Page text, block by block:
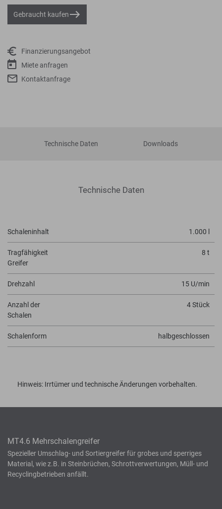
Gebraucht kaufen
Finanzierungsangebot
Miete anfragen
Kontaktanfrage
Technische Daten Downloads
Technische Daten
Schaleninhalt 1.000 l
Tragfähigkeit
Greifer
8 t
Drehzahl 15 U/min
Anzahl der
Schalen
4 Stück
Schalenform halbgeschlossen
Hinweis: Irrtümer und technische Änderungen vorbehalten.
MT4.6 Mehrschalengreifer
Spezieller Umschlag- und Sortiergreifer für grobes und sperriges
Material, wie z.B. in Steinbrüchen, Schrottverwertungen, Müll- und
Recyclingbetrieben anfällt.